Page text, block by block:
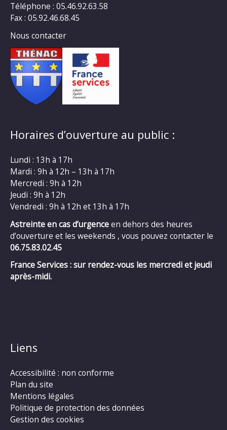
Téléphone : 05.46.92.63.58
Fax : 05.92.46.68.45
Nous contacter
Horaires d’ouverture au public :
Lundi : 13h à 17h
Mardi : 9h à 12h – 13h à 17h
Mercredi : 9h à 12h
Jeudi : 9h à 12h
Vendredi : 9h à 12h et 13h à 17h
Astreinte en cas d’urgenceen dehors des heures
d’ouverture et les weekends , vous pouvez contacter le
06.75.83.02.45
France Services : sur rendez-vous les mercredi et jeudi
après-midi.
Liens
Accessibilité : non conforme
Plan du site
Mentions légales
Politique de protection des données
Gestion des cookies